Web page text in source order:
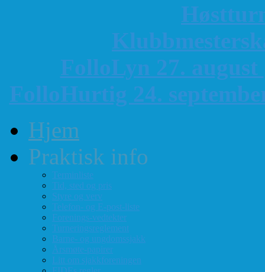
K
FolloLyn 27. august
FolloHurtig 24.
Hjem
Praktisk info
Terminliste
Tid, sted og pris
Styre og verv
Telefon- og E-post-liste
Forenings-vedtekter
Turneringsreglement
Barne- og ungdomssjakk
Årsmøte-papirer
Litt om sjakkforeningen